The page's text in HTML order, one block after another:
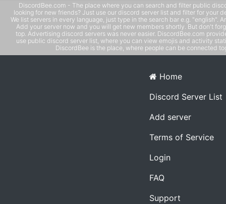
DiscordBee.com - The place where you can search and filter public
looking for new friends? Just use our discord server list and filter for your
We list servers in every language, just type in the search bar e.g. "english".
Add your server now and you will get new members shortly. But don't
top. Advertising discord servers was never easier. DiscordBee.com
use public discord server list, where you can view emojis and activity
DiscordBee is the place, where people can be connected
Home
Discord Server List
Add server
Terms of Service
Login
FAQ
Support